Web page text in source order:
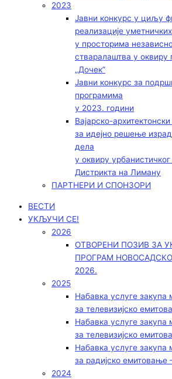
2023
Јавни конкурс у циљу
реализације
у просторима
стваралаштва у оквиру
„Дочек”
Јавни конкурс за
програмима
у 2023. години
Вајарско-
за идејно решење
дела
у оквиру
Дистрикта на Лиману
ПАРТНЕРИ И СПОНЗОРИ
ВЕСТИ
УКЉУЧИ СЕ!
2026
ОТВОРЕНИ ПОЗИВ ЗА
ПРОГРАМ
2026.
2025
Набавка услуге закупа
за телевизијско
Набавка услуге закупа
за телевизијско
Набавка услуге закупа
за радијско емитовање
2024